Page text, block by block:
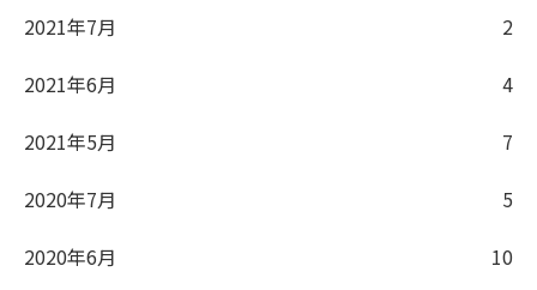
2021年7月
2
2021年6月
4
2021年5月
7
2020年7月
5
2020年6月
10